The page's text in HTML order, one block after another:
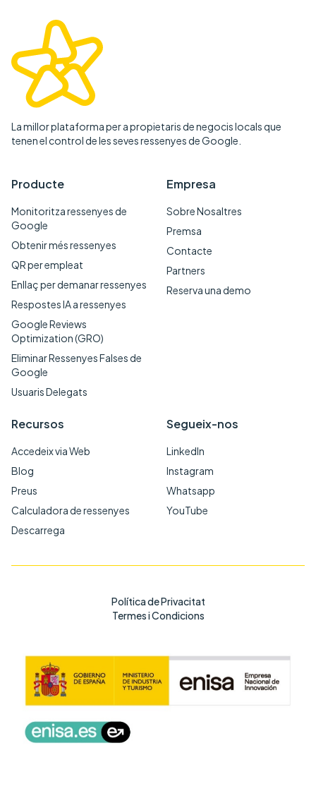
La millor plataforma per a propietaris de negocis locals que
tenen el control de les seves ressenyes de Google.
Producte
Monitoritza ressenyes de
Google
Obtenir més ressenyes
QR per empleat
Enllaç per demanar ressenyes
Respostes IA a ressenyes
Google Reviews
Optimization (GRO)
Eliminar Ressenyes Falses de
Google
Usuaris Delegats
Empresa
Sobre Nosaltres
Premsa
Contacte
Partners
Reserva una demo
Recursos
Accedeix via Web
Blog
Preus
Calculadora de ressenyes
Descarrega
Segueix-nos
LinkedIn
Instagram
Whatsapp
YouTube
Política de Privacitat
Termes i Condicions